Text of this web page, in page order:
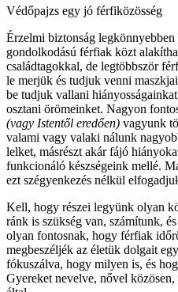
Védőpajzs egy jó férfiközösség
Érzelmi biztonság legkönnyebben
gondolkodású férfiak közt
családtagokkal, de legtöbbször
le merjük és tudjuk venni
be tudjuk vallani
osztani örömeinket. Nagyon
(vagy Istentől eredően) vagyunk
valami vagy valaki nálunk
lelket, másrészt akár fájó
funkcionáló készségeink mellé.
ezt szégyenkezés nélkül
Kell, hogy részei legyünk olyan
ránk is szükség van, számítunk,
olyan fontosnak, hogy férfiak
megbeszéljék az életük dolgait
fókuszálva, hogy milyen is, és
Gyereket nevelve, nővel